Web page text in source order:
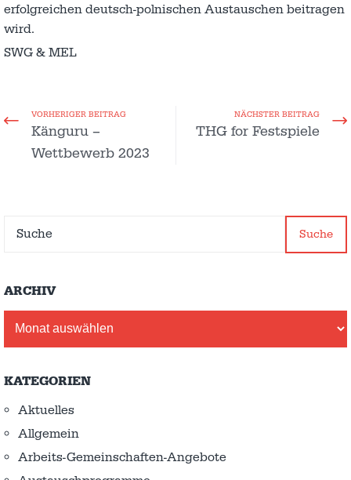
erfolgreichen deutsch-polnischen Austauschen beitragen
wird.
SWG & MEL
VORHERIGER BEITRAG
Känguru –
Wettbewerb 2023
NÄCHSTER BEITRAG
THG for Festspiele
Suche
ARCHIV
KATEGORIEN
Aktuelles
Allgemein
Arbeits-Gemeinschaften-Angebote